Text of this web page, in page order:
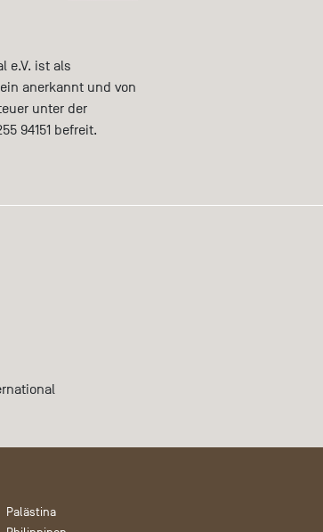
e.V. ist als
anerkannt und von
unter der
94151 befreit.
Palästina